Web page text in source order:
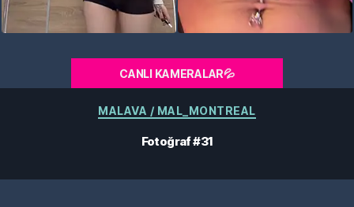
CANLI KAMERALAR💦
Kategoriler
MALAVA / MAL_MONTREAL
Fotoğraf #31